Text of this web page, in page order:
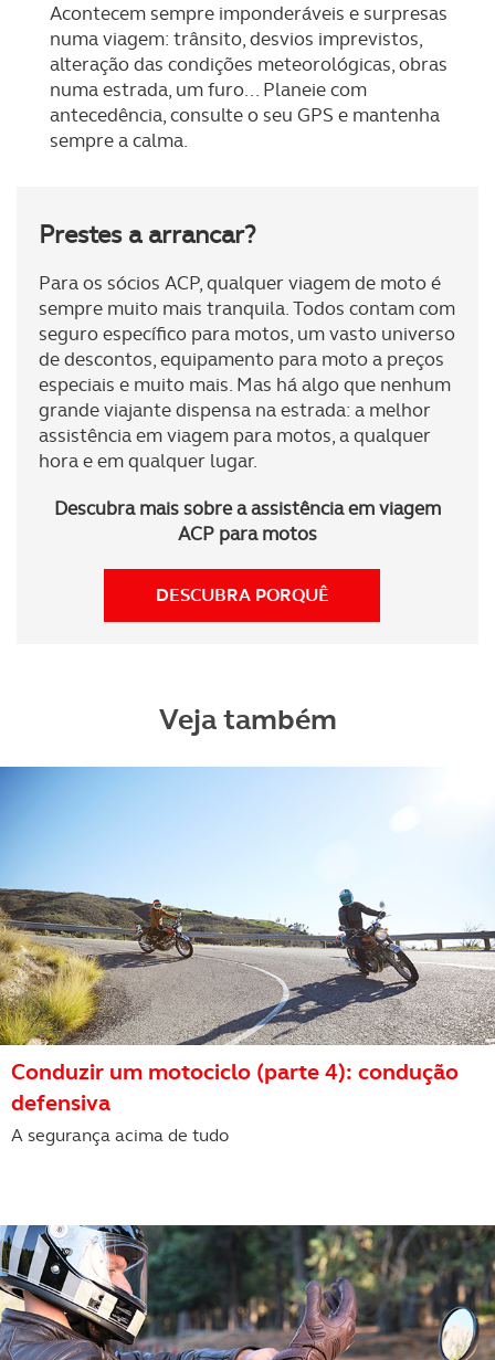
Acontecem sempre imponderáveis e surpresas
numa viagem: trânsito, desvios imprevistos,
alteração das condições meteorológicas, obras
numa estrada, um furo... Planeie com
antecedência, consulte o seu GPS e mantenha
sempre a calma.
Prestes a arrancar?
Para os sócios ACP, qualquer viagem de moto é
sempre muito mais tranquila. Todos contam com
seguro específico para motos, um vasto universo
de descontos, equipamento para moto a preços
especiais e muito mais. Mas há algo que nenhum
grande viajante dispensa na estrada: a melhor
assistência em viagem para motos, a qualquer
hora e em qualquer lugar.
Descubra mais sobre a assistência em viagem
ACP para motos
DESCUBRA PORQUÊ
Veja também
Conduzir um motociclo (parte 4): condução
defensiva
A segurança acima de tudo